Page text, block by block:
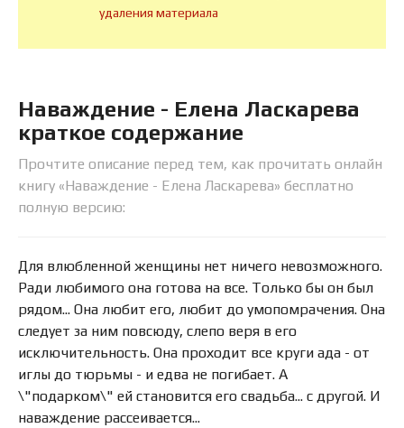
удаления материала
Наваждение - Елена Ласкарева
краткое содержание
Прочтите описание перед тем, как прочитать онлайн
книгу «Наваждение - Елена Ласкарева» бесплатно
полную версию:
Для влюбленной женщины нет ничего невозможного.
Ради любимого она готова на все. Только бы он был
рядом... Она любит его, любит до умопомрачения. Она
следует за ним повсюду, слепо веря в его
исключительность. Она проходит все круги ада - от
иглы до тюрьмы - и едва не погибает. А
\"подарком\" ей становится его свадьба... с другой. И
наваждение рассеивается...